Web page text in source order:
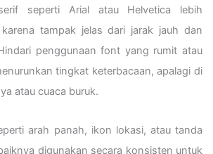
seperti Arial atau Helvetica lebih
tampak jelas dari jarak jauh dan
penggunaan font yang rumit atau
tingkat keterbacaan, apalagi di
atau cuaca buruk.
arah panah, ikon lokasi, atau tanda
digunakan secara konsisten untuk